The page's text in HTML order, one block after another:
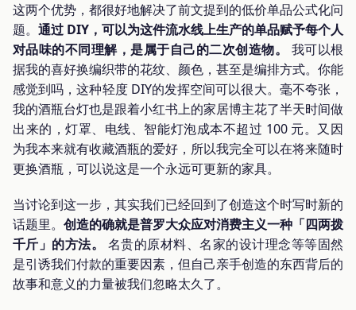
这两个优势，都很好地解决了前文提到的低价单品公式化问
题。 通过 DIY，可以为这件流水线上生产的单品赋予每个人
对品味的不同理解，是属于自己的二次创造物。
我可以根
据我的喜好换编织带的花纹、颜色，甚至是编排方式。你能
感觉到吗，这种轻度 DIY的发挥空间可以很大。毫不夸张，
我的酒瓶台灯也是跟着小红书上的家居博主花了半天时间做
出来的，灯罩、电线、智能灯泡成本不超过 100 元。又因
为我本来就有收藏酒瓶的爱好，所以我完全可以在将来随时
更换酒瓶，可以说这是一个永远可更新的家具。
当讨论到这一步，其实我们已经回到了创造这个时写时新的
话题里。 创造的确就是普罗大众应对消费主义一种「四两拨
千斤」的方法。
名贵的原材料、名家的设计理念等等固然
是引诱我们付款的重要因素，但自己亲手创造的东西背后的
故事和意义的力量被我们忽略太久了。